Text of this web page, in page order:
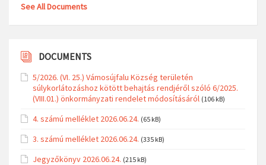
See All Documents
DOCUMENTS
5/2026. (VI. 25.) Vámosújfalu Község területén
súlykorlátozáshoz kötött behajtás rendjéről szóló 6/2025.
(VIII.01.) önkormányzati rendelet módosításáról (106 kB)
4. számú melléklet 2026.06.24. (65 kB)
3. számú melléklet 2026.06.24. (335 kB)
Jegyzőkönyv 2026.06.24. (215 kB)